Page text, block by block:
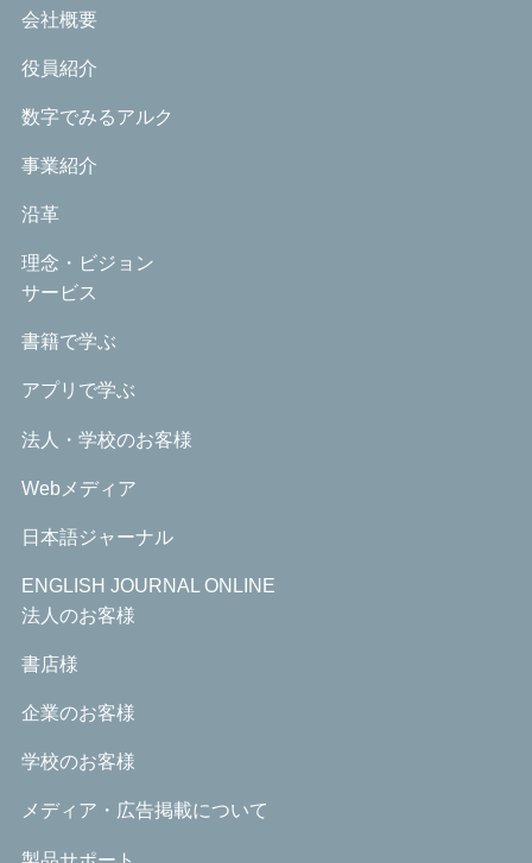
会社概要
役員紹介
数字でみるアルク
事業紹介
沿革
理念・ビジョン
サービス
書籍で学ぶ
アプリで学ぶ
法人・学校のお客様
Webメディア
日本語ジャーナル
ENGLISH JOURNAL ONLINE
法人のお客様
書店様
企業のお客様
学校のお客様
メディア・広告掲載について